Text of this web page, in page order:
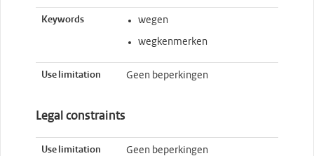
Keywords wegen
wegkenmerken
Use limitation Geen beperkingen
Legal constraints
Use limitation Geen beperkingen